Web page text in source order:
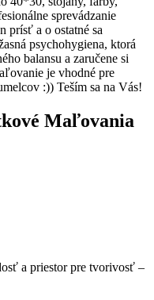
sprevádzanie
prísť a o ostatné sa
psychohygiena, ktorá
balansu a zaručene si
je vhodné pre
:)) Teším sa na Vás!
Maľovania
a priestor pre tvorivosť –